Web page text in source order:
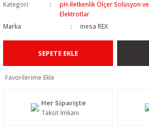
Kategori
pH-İletkenlik Ölçer Solüsyon ve
Elektrotlar
Marka
inesa REX
SEPETE EKLE
Her Siparişte
Taksit İmkanı